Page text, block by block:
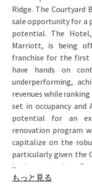
Ridge. The Courtyard
sale opportunity for a
potential. The
Marriott, is being
franchise for the
have hands on
underperforming,
revenues while
set in occupancy and
potential for an
renovation program
capitalize on the
particularly given the
business travelers.
emerge as the finest
...
もっと見る